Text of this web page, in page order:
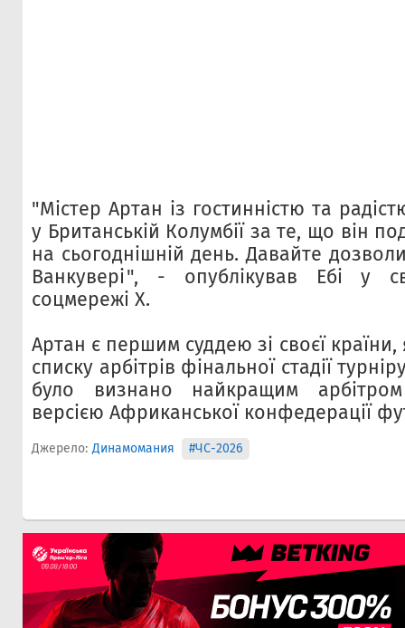
"Містер Артан із гостинністю та
у Британській Колумбії за те, що він
на сьогоднішній день. Давайте
Ванкувері", - опублікував Ебі у
соцмережі X.
Артан є першим суддею зі своєї
списку арбітрів фінальної стадії
було визнано найкращим
версією Африканської конфедерації
Джерело: Динамомания #ЧС-2026